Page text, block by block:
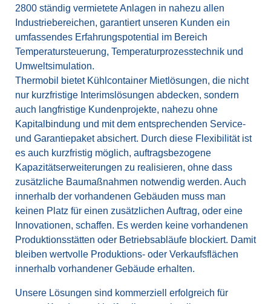
2800 ständig vermietete Anlagen in nahezu allen
Industriebereichen, garantiert unseren Kunden ein
umfassendes Erfahrungspotential im Bereich
Temperatursteuerung, Temperaturprozesstechnik und
Umweltsimulation.
Thermobil bietet Kühlcontainer Mietlösungen, die nicht
nur kurzfristige Interimslösungen abdecken, sondern
auch langfristige Kundenprojekte, nahezu ohne
Kapitalbindung und mit dem entsprechenden Service-
und Garantiepaket absichert. Durch diese Flexibilität ist
es auch kurzfristig möglich, auftragsbezogene
Kapazitätserweiterungen zu realisieren, ohne dass
zusätzliche Baumaßnahmen notwendig werden. Auch
innerhalb der vorhandenen Gebäuden muss man
keinen Platz für einen zusätzlichen Auftrag, oder eine
Innovationen, schaffen. Es werden keine vorhandenen
Produktionsstätten oder Betriebsabläufe blockiert. Damit
bleiben wertvolle Produktions- oder Verkaufsflächen
innerhalb vorhandener Gebäude erhalten.
Unsere Lösungen sind kommerziell erfolgreich für